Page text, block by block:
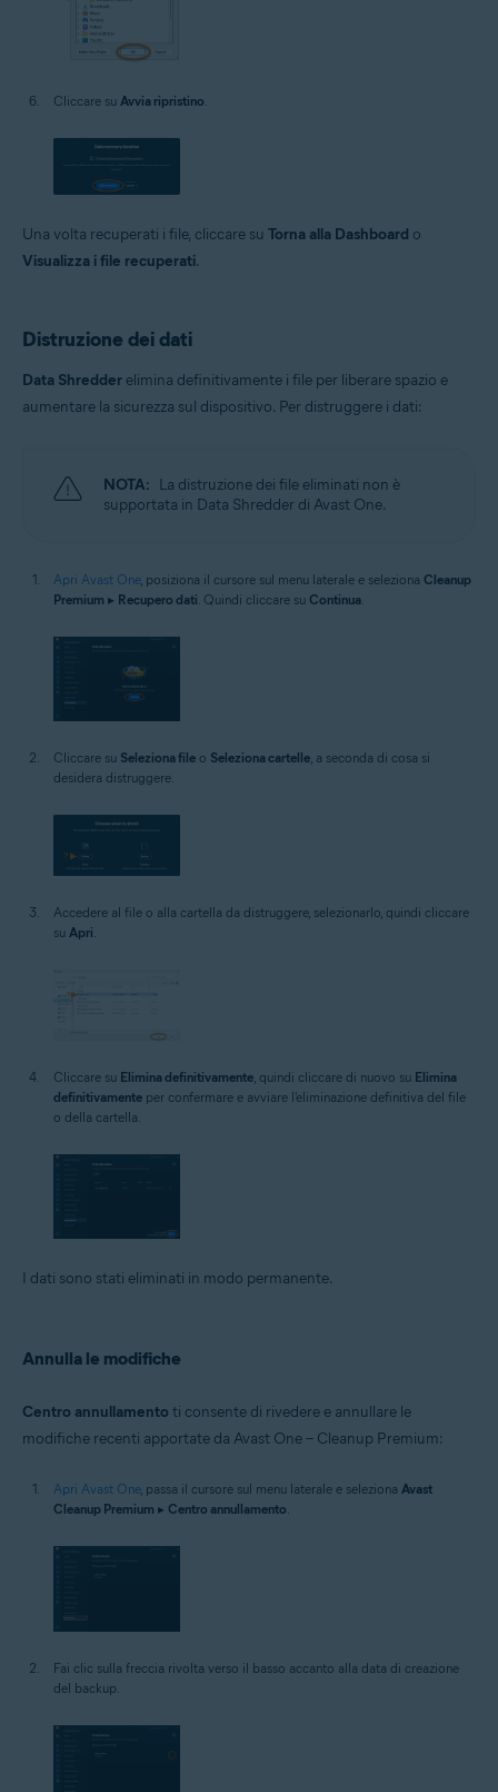
Cliccare su Avvia ripristino
Una volta recuperati i file, cliccare su Torna alla Dashboard o
Visualizza i file recuperati.
Distruzione dei dati
Data Shredder elimina definitivamente i file per liberare spazio e
aumentare la sicurezza sul dispositivo. Per distruggere i dati:
NOTA: La distruzione dei file eliminati non è
supportata in Data Shredder di Avast One.
Apri Avast One, posiziona il cursore sul menu laterale e seleziona Cleanup
Premium ▸ Recupero dati. Quindi cliccare su Continua.
Cliccare su Seleziona file o Seleziona cartelle, a seconda di cosa si
desidera distruggere.
Accedere al file o alla cartella da distruggere, selezionarlo, quindi cliccare
su Apri.
Cliccare su Elimina definitivamente, quindi cliccare di nuovo su Elimina
definitivamente per confermare e avviare l'eliminazione definitiva del file
o della cartella.
I dati sono stati eliminati in modo permanente.
Annulla le modifiche
Centro annullamento ti consente di rivedere e annullare le
modifiche recenti apportate da Avast One – Cleanup Premium:
Apri Avast One, passa il cursore sul menu laterale e seleziona Avast
Cleanup Premium ▸ Centro annullamento.
Fai clic sulla freccia rivolta verso il basso accanto alla data di creazione
del backup.